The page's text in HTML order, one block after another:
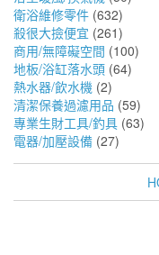
衛浴維修零件 (632)
殺很大撿便宜 (261)
商用/無障礙空間 (100)
地板/浴缸落水頭 (64)
熱水器/飲水機 (2)
清潔保養過濾用品 (59)
專業生財工具/釣具 (63)
電器/加壓設備 (27)